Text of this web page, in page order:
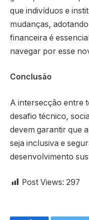
que indivíduos e
mudanças,
financeira é
navegar por esse
Conclusão
A intersecção entre
desafio técnico,
devem garantir que
seja inclusiva e
desenvolvimento
Post Views: 297